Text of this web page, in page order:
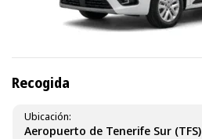
Recogida
Aeropuerto de Tenerife Sur (TFS)
Ubicación